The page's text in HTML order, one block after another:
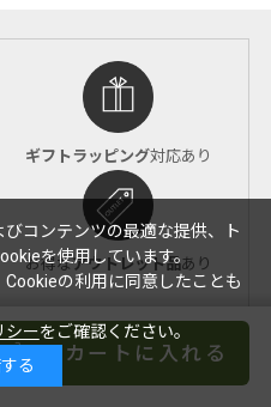
カートに入れる
ギフトラッピング対応あり
お得なアウトレット品あり
コンテンツの最適な提供、ト
を使用しています。
の利用に同意したことも
シーをご確認ください。
る